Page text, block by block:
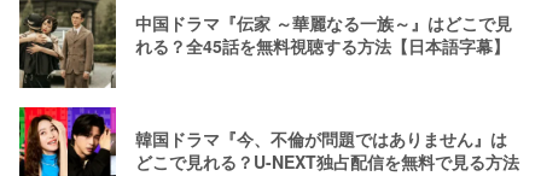
中国ドラマ『伝家 ～華麗なる一族～』はどこで見
れる？全45話を無料視聴する方法【日本語字幕】
韓国ドラマ『今、不倫が問題ではありません』は
どこで見れる？U-NEXT独占配信を無料で見る方法